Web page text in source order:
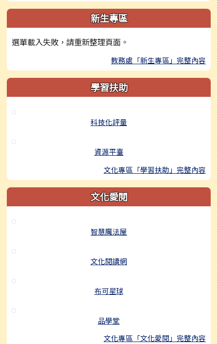
新生專區
選單載入失敗，請重新整理頁面。
教務處「新生專區」完整內容
學習扶助
科技化評量
資源平臺
文化專區「學習扶助」完整內容
文化愛閱
智慧魔法屋
文化閱讀網
布可星球
品學堂
文化專區「文化愛閱」完整內容